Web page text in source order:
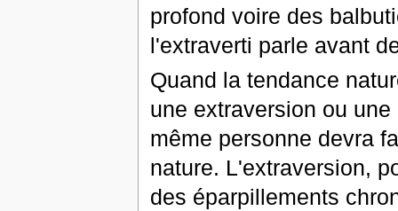
profond voire des
l'extraverti parle avant
Quand la tendance
une extraversion ou
même personne devra
nature. L'extraversion,
des éparpillements